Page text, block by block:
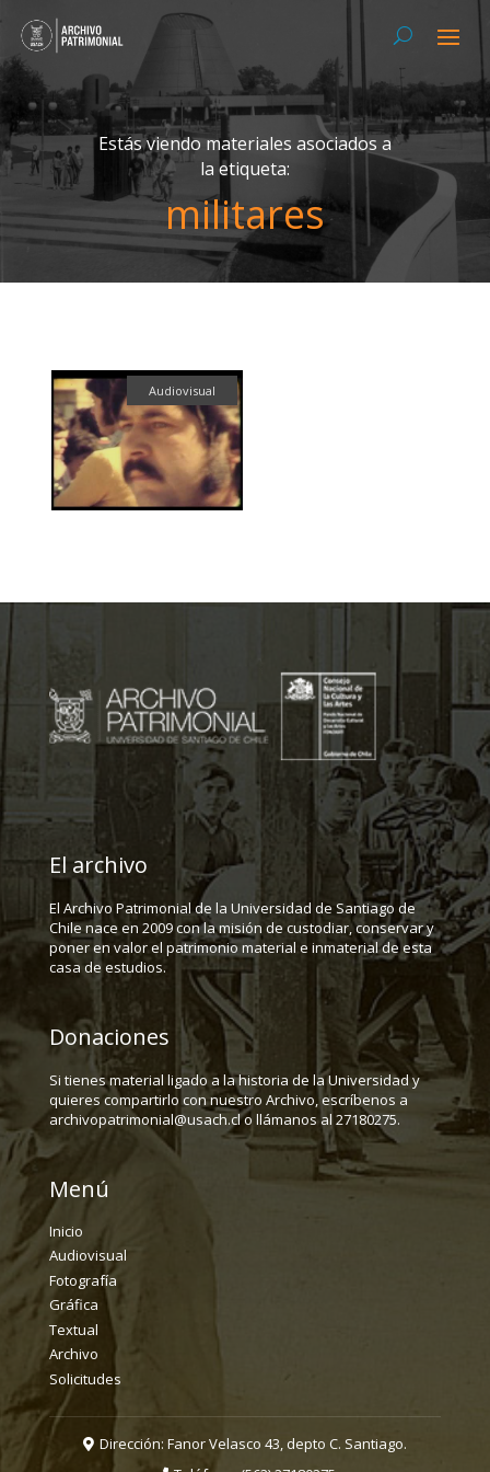
Estás viendo materiales asociados a
la etiqueta:
militares
Audiovisual
El archivo
El Archivo Patrimonial de la Universidad de Santiago de
Chile nace en 2009 con la misión de custodiar, conservar y
poner en valor el patrimonio material e inmaterial de esta
casa de estudios.
Donaciones
Si tienes material ligado a la historia de la Universidad y
quieres compartirlo con nuestro Archivo, escríbenos a
archivopatrimonial@usach.cl o llámanos al 27180275.
Menú
Inicio
Audiovisual
Fotografía
Gráfica
Textual
Archivo
Solicitudes
Dirección: Fanor Velasco 43, depto C. Santiago.